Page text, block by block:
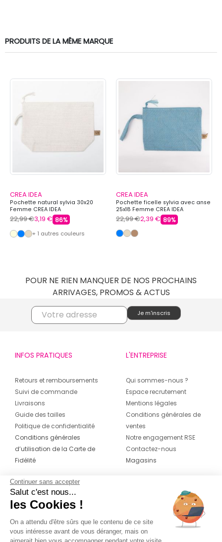
PRODUITS DE LA MÊME MARQUE
CREA IDEA
Pochette natural sylvia 30x20
Femme CREA IDEA
22,99 €3,19 € 86%
+ 1 autres couleurs
CREA IDEA
Pochette ficelle sylvia avec anse
25x18 Femme CREA IDEA
22,99 €2,39 € 89%
POUR NE RIEN MANQUER DE NOS PROCHAINS
ARRIVAGES, PROMOS & ACTUS
INFOS PRATIQUES
Retours et remboursements
Suivi de commande
Livraisons
Guide des tailles
Politique de confidentialité
Conditions générales
d’utilisation de la Carte de
Fidélité
L'ENTREPRISE
Qui sommes-nous ?
Espace recrutement
Mentions légales
Conditions générales de
ventes
Notre engagement RSE
Contactez-nous
Magasins
CONTACT
04 42 20 78 42
Du lundi au jeudi de 8h30 à 16h30 & le
vendredi de 8h30 à 15h30
Continuer sans accepter
Salut c'est nous...
les Cookies !
On a attendu d'être sûrs que le contenu de ce site
vous intéresse avant de vous déranger, mais on
aimerait bien vous accompagner pendant votre visite...